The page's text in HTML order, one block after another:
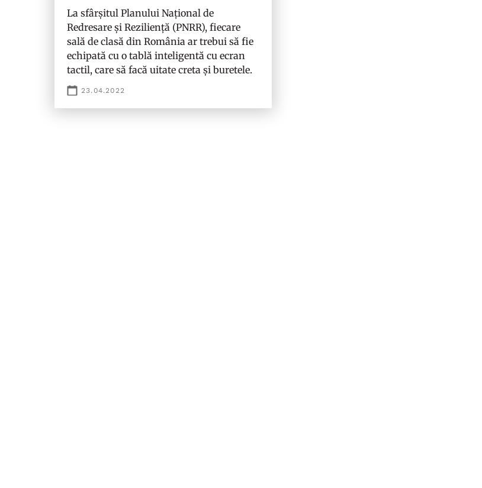
La sfârșitul Planului Național de
Redresare și Reziliență (PNRR), fiecare
sală de clasă din România ar trebui să fie
echipată cu o tablă inteligentă cu ecran
tactil, care să facă uitate creta și buretele.
23.04.2022